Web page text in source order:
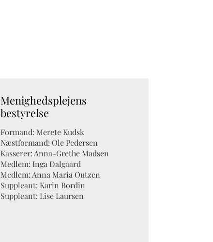
Menighedsplejens
bestyrelse
Formand: Merete Kudsk
Næstformand: Ole Pedersen
Kasserer: Anna-Grethe Madsen
Medlem: Inga Dalgaard
Medlem: Anna Maria Outzen
Suppleant: Karin Bordin
Suppleant: Lise Laursen